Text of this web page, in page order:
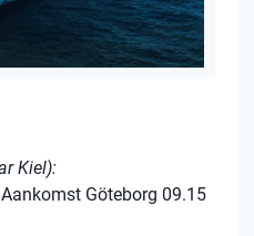
Kiel):
Göteborg 09.15